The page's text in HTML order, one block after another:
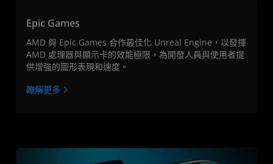
Epic Games
AMD 與 Epic Games 合作最佳化 Unreal Engine，以發揮
AMD 處理器與顯示卡的效能極限，為開發人員與使用者提
供增強的圖形表現和速度。
瞭解更多